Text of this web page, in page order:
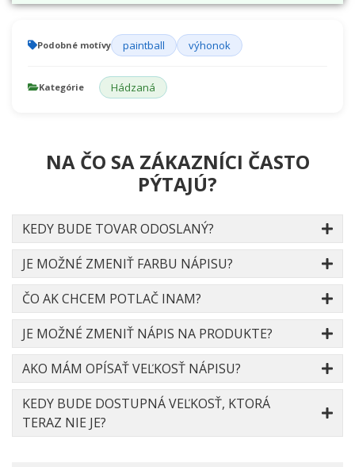
Podobné motívy paintball výhonok
Kategórie Hádzaná
NA ČO SA ZÁKAZNÍCI ČASTO
PÝTAJÚ?
KEDY BUDE TOVAR ODOSLANÝ?
JE MOŽNÉ ZMENIŤ FARBU NÁPISU?
ČO AK CHCEM POTLAČ INAM?
JE MOŽNÉ ZMENIŤ NÁPIS NA PRODUKTE?
AKO MÁM OPÍSAŤ VEĽKOSŤ NÁPISU?
KEDY BUDE DOSTUPNÁ VEĽKOSŤ, KTORÁ
TERAZ NIE JE?